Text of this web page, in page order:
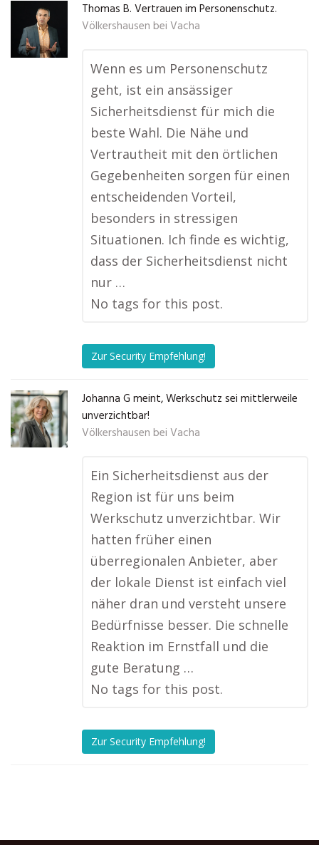
Thomas B. Vertrauen im Personenschutz.
Völkershausen bei Vacha
Wenn es um Personenschutz
geht, ist ein ansässiger
Sicherheitsdienst für mich die
beste Wahl. Die Nähe und
Vertrautheit mit den örtlichen
Gegebenheiten sorgen für einen
entscheidenden Vorteil,
besonders in stressigen
Situationen. Ich finde es wichtig,
dass der Sicherheitsdienst nicht
nur …
No tags for this post.
Zur Security Empfehlung!
Johanna G meint, Werkschutz sei mittlerweile
unverzichtbar!
Völkershausen bei Vacha
Ein Sicherheitsdienst aus der
Region ist für uns beim
Werkschutz unverzichtbar. Wir
hatten früher einen
überregionalen Anbieter, aber
der lokale Dienst ist einfach viel
näher dran und versteht unsere
Bedürfnisse besser. Die schnelle
Reaktion im Ernstfall und die
gute Beratung …
No tags for this post.
Zur Security Empfehlung!